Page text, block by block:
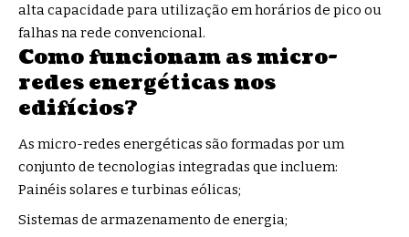
alta capacidade para utilização em horários de pico ou
falhas na rede convencional.
Como funcionam as micro-
redes energéticas nos
edifícios?
As micro-redes energéticas são formadas por um
conjunto de tecnologias integradas que incluem:
Painéis solares e turbinas eólicas;
Sistemas de armazenamento de energia;